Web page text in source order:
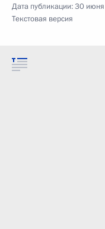
Дата публикации:30
Текстовая версия